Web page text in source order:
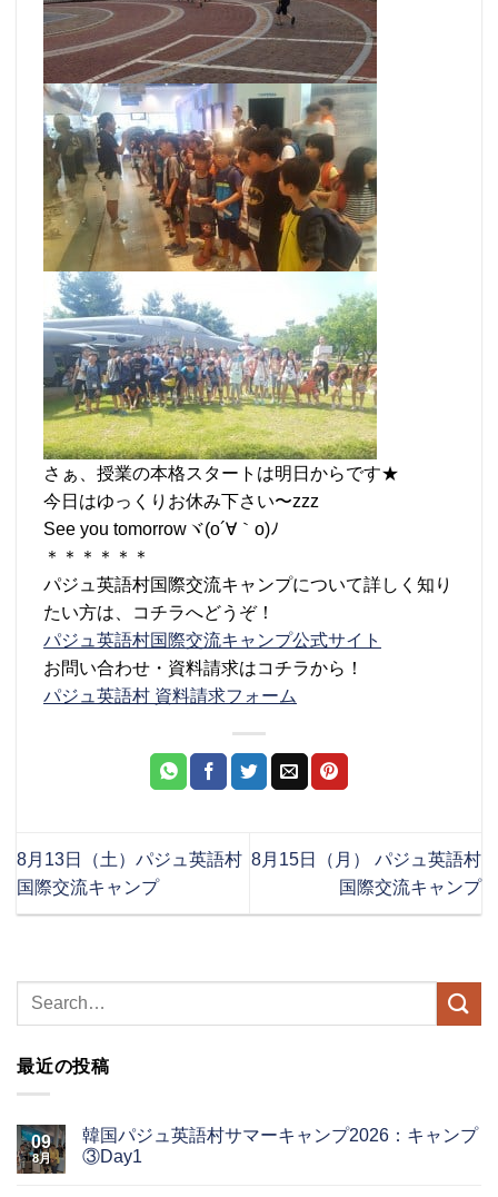
さぁ、授業の本格スタートは明日からです★
今日はゆっくりお休み下さい〜zzz
See you tomorrowヾ(o´∀｀o)ﾉ
＊＊＊＊＊＊
パジュ英語村国際交流キャンプについて詳しく知り
たい方は、コチラへどうぞ！
パジュ英語村国際交流キャンプ公式サイト
お問い合わせ・資料請求はコチラから！
パジュ英語村 資料請求フォーム
8月13日（土）パジュ英語村
国際交流キャンプ
8月15日（月） パジュ英語村
国際交流キャンプ
最近の投稿
09
8月
韓国パジュ英語村サマーキャンプ2026：キャンプ
③Day1